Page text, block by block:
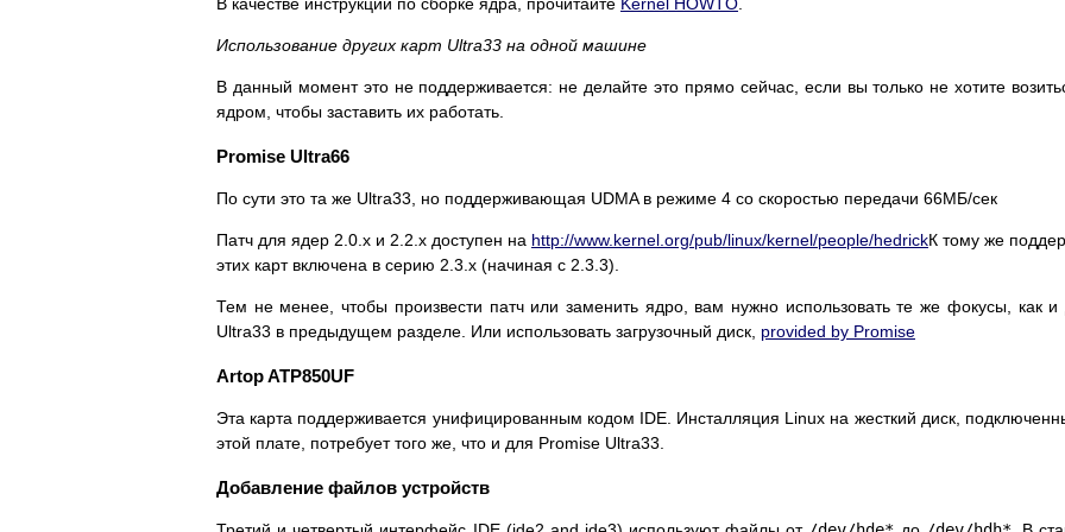
Использование других карт Ultra33 на одной машине
В данный момент это не поддерживается: не делайте это прямо сейчас, если вы только не хотите
ядром, чтобы заставить их работать.
Promise Ultra66
По сути это та же Ultra33, но поддерживающая UDMA в режиме 4 со скоростью передачи 66МБ/сек
Патч для ядер 2.0.x и 2.2.x доступен на http://www.kernel.org/pub/linux/kernel/people/hedrickК тому же
этих карт включена в серию 2.3.x (начиная с 2.3.3).
Тем не менее, чтобы произвести патч или заменить ядро, вам нужно использовать те же фокусы, как и
Ultra33 в предыдущем разделе. Или использовать загрузочный диск, provided by Promise
Artop ATP850UF
Эта карта поддерживается унифицированным кодом IDE. Инсталляция Linux на жесткий диск,
этой плате, потребует того же, что и для Promise Ultra33.
Добавление файлов устройств